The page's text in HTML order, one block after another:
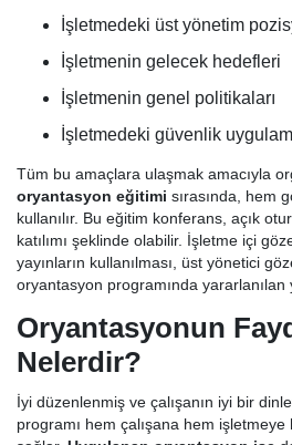
İşletmedeki üst yönetim
İşletmenin gelecek hedefleri
İşletmenin genel politikaları
İşletmedeki güvenlik
Tüm bu amaçlara ulaşmak amacıyla
oryantasyon eğitimi sırasında, hem
kullanılır. Bu eğitim konferans, açık
katılımı şeklinde olabilir. İşletme içi
yayınların kullanılması, üst yönetici
oryantasyon programında yararlanılan
Oryantasyonun
Nelerdir?
İyi düzenlenmiş ve çalışanın iyi bir
programı hem çalışana hem işletmeye